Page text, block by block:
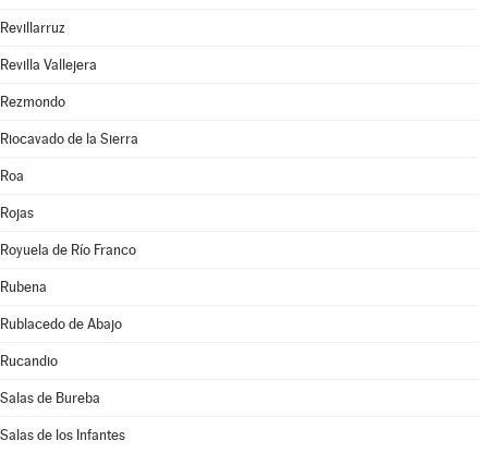
Revillarruz
Revilla Vallejera
Rezmondo
Riocavado de la Sierra
Roa
Rojas
Royuela de Río Franco
Rubena
Rublacedo de Abajo
Rucandio
Salas de Bureba
Salas de los Infantes